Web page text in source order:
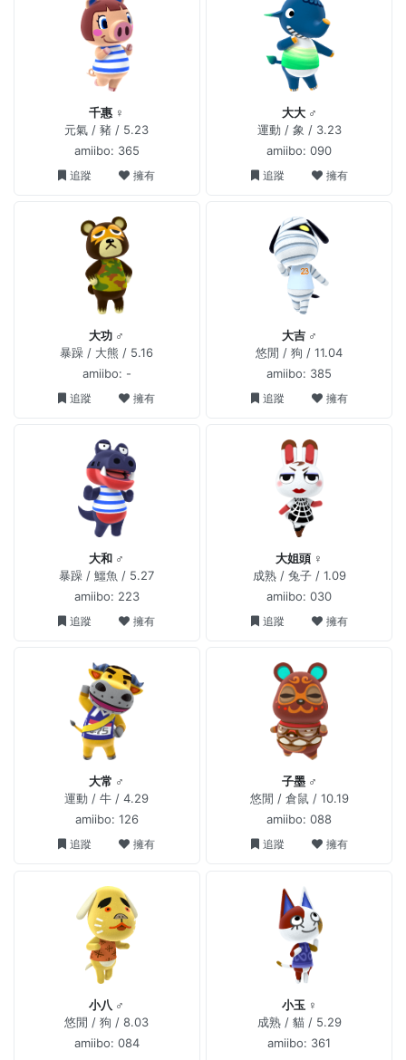
千惠 ♀
元氣 / 豬 / 5.23
amiibo: 365
追蹤 擁有
大大 ♂
運動 / 象 / 3.23
amiibo: 090
追蹤 擁有
大功 ♂
暴躁 / 大熊 / 5.16
amiibo: -
追蹤 擁有
大吉 ♂
悠閒 / 狗 / 11.04
amiibo: 385
追蹤 擁有
大和 ♂
暴躁 / 鱷魚 / 5.27
amiibo: 223
追蹤 擁有
大姐頭 ♀
成熟 / 兔子 / 1.09
amiibo: 030
追蹤 擁有
大常 ♂
運動 / 牛 / 4.29
amiibo: 126
追蹤 擁有
子墨 ♂
悠閒 / 倉鼠 / 10.19
amiibo: 088
追蹤 擁有
小八 ♂
悠閒 / 狗 / 8.03
amiibo: 084
小玉 ♀
成熟 / 貓 / 5.29
amiibo: 361